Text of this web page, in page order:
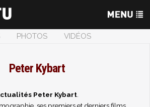
PHOTOS
VIDÉOS
Peter Kybart
Peter Kybart